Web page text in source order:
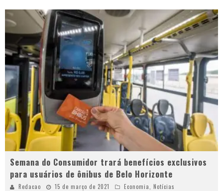
Semana do Consumidor trará benefícios exclusivos
para usuários de ônibus de Belo Horizonte
Redacao 15 de março de 2021 Economia Notícias